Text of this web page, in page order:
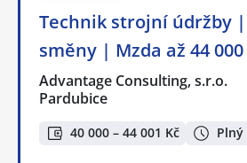
Technik strojní údržby
směny | Mzda až 44 000
Advantage Consulting, s.r.o.
Pardubice
40 000 – 44 001 Kč Plný